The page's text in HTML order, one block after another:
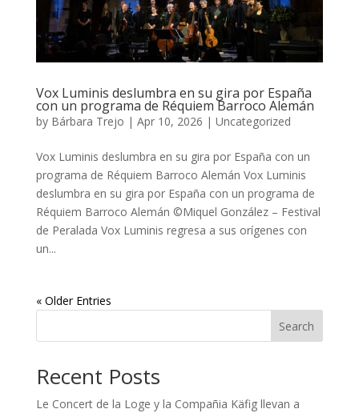
Vox Luminis deslumbra en su gira por España
con un programa de Réquiem Barroco Alemán
by Bárbara Trejo | Apr 10, 2026 | Uncategorized
Vox Luminis deslumbra en su gira por España con un
programa de Réquiem Barroco Alemán Vox Luminis
deslumbra en su gira por España con un programa de
Réquiem Barroco Alemán ©Miquel González – Festival
de Peralada Vox Luminis regresa a sus orígenes con
un...
« Older Entries
Search
Recent Posts
Le Concert de la Loge y la Compañia Käfig llevan a